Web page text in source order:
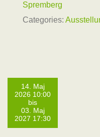
Spremberg
Categories:
14. Maj
2026 10:00
bis
03. Maj
2027 17:30